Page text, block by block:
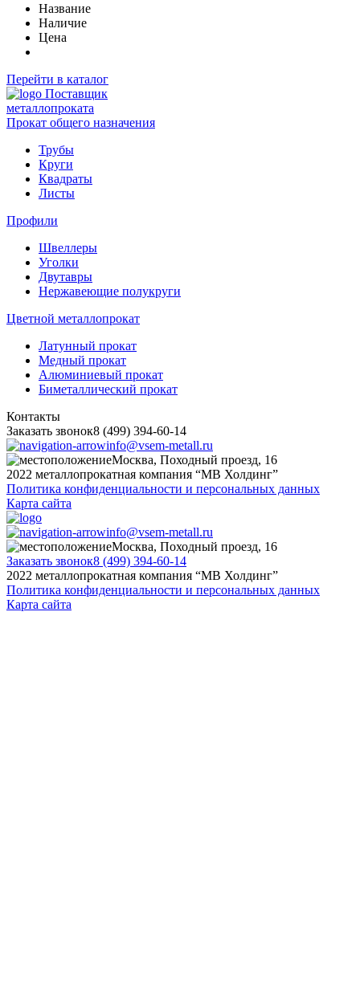
Название
Наличие
Цена
Перейти в каталог
Поставщик
металлопроката
Прокат общего назначения
Трубы
Круги
Квадраты
Листы
Профили
Швеллеры
Уголки
Двутавры
Нержавеющие полукруги
Цветной металлопрокат
Латунный прокат
Медный прокат
Алюминиевый прокат
Биметаллический прокат
Контакты
Заказать звонок8 (499) 394-60-14
info@vsem-metall.ru
Москва, Походный проезд, 16
2022 металлопрокатная компания “MB Холдинг”
Политика конфиденциальности и персональных данных
Карта сайта
info@vsem-metall.ru
Москва, Походный проезд, 16
Заказать звонок8 (499) 394-60-14
2022 металлопрокатная компания “MB Холдинг”
Политика конфиденциальности и персональных данных
Карта сайта